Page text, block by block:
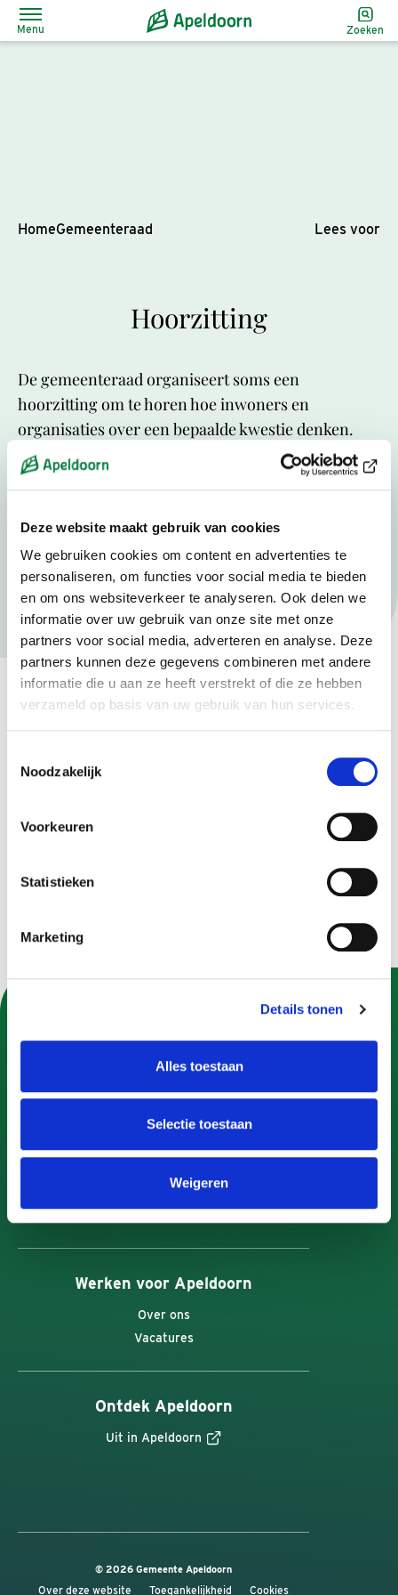
Deze website maakt gebruik van cookies
We gebruiken cookies om content en advertenties te
personaliseren, om functies voor social media te bieden
en om ons websiteverkeer te analyseren. Ook delen we
informatie over uw gebruik van onze site met onze
partners voor social media, adverteren en analyse. Deze
partners kunnen deze gegevens combineren met andere
informatie die u aan ze heeft verstrekt of die ze hebben
verzameld op basis van uw gebruik van hun services.
Noodzakelijk
Voorkeuren
Statistieken
Marketing
Details tonen
Alles toestaan
Selectie toestaan
Weigeren
Menu Zoeken
HomeGemeenteraad Lees voor
Hoorzitting
De gemeenteraad organiseert soms een
hoorzitting om te horen hoe inwoners en
organisaties over een bepaalde kwestie denken.
Bij een hoorzitting kunt u laten horen hoe u ergens over denkt.
De gemeenteraadsfracties kunnen de meningen die tijdens
een hoorzitting worden gegeven, meenemen in hun standpunt
en de besluitvorming. Hoorzittingen zijn openbaar.
Als u iets onder de aandacht van de gemeenteraad wilt
vragen over de raad en het raadswerk kunt u contact
U kunt Gemeente Apeldoorn ook volgen op:
Bel 14 055
Werken voor Apeldoorn
Over ons
Vacatures
Ontdek Apeldoorn
Uit in Apeldoorn
© 2026 Gemeente Apeldoorn
Over deze website Toegankelijkheid Cookies